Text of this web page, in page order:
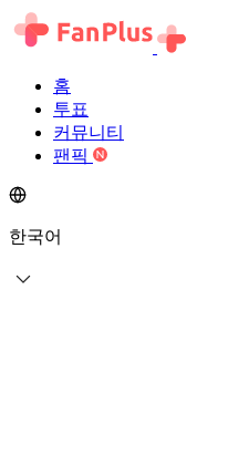
홈
투표
커뮤니티
팬픽
한국어